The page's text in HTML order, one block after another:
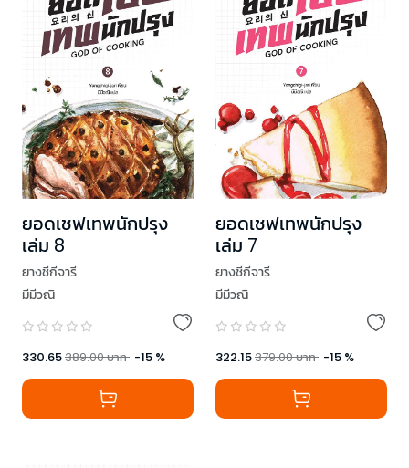
ยอดเชฟเทพนักปรุง
เล่ม 8
ยางชีกีจารี
มีมีวณิ
330.65389.00บาท -15 %
ยอดเชฟเทพนักปรุง
เล่ม 7
ยางชีกีจารี
มีมีวณิ
322.15379.00บาท -15 %